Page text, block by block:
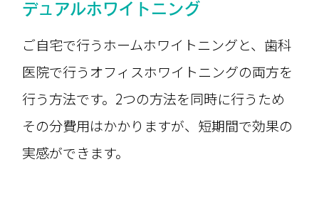
デュアルホワイトニング
ご自宅で行うホームホワイトニングと、歯科
医院で行うオフィスホワイトニングの両方を
行う方法です。2つの方法を同時に行うため
その分費用はかかりますが、短期間で効果の
実感ができます。